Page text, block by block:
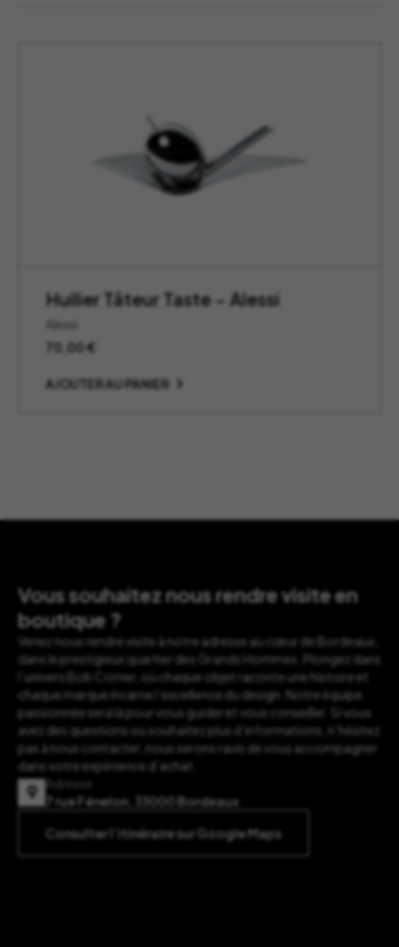
Huilier Tâteur Taste – Alessi
Alessi
70,00€
AJOUTER AU PANIER
Vous souhaitez nous rendre visite en
boutique ?
Venez nous rendre visite à notre adresse au cœur de Bordeaux,
dans le prestigieux quartier des Grands Hommes. Plongez dans
l’univers Bob Corner, où chaque objet raconte une histoire et
chaque marque incarne l’excellence du design. Notre équipe
passionnée sera là pour vous guider et vous conseiller. Si vous
avez des questions ou souhaitez plus d’informations, n’hésitez
pas à nous contacter, nous serons ravis de vous accompagner
dans votre expérience d’achat.
Adresse
7 rue Fénelon, 33000 Bordeaux
Consulter l’itinéraire sur Google Maps